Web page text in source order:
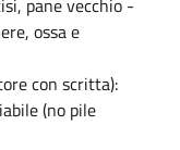
ossa e
con scritta):
(no pile